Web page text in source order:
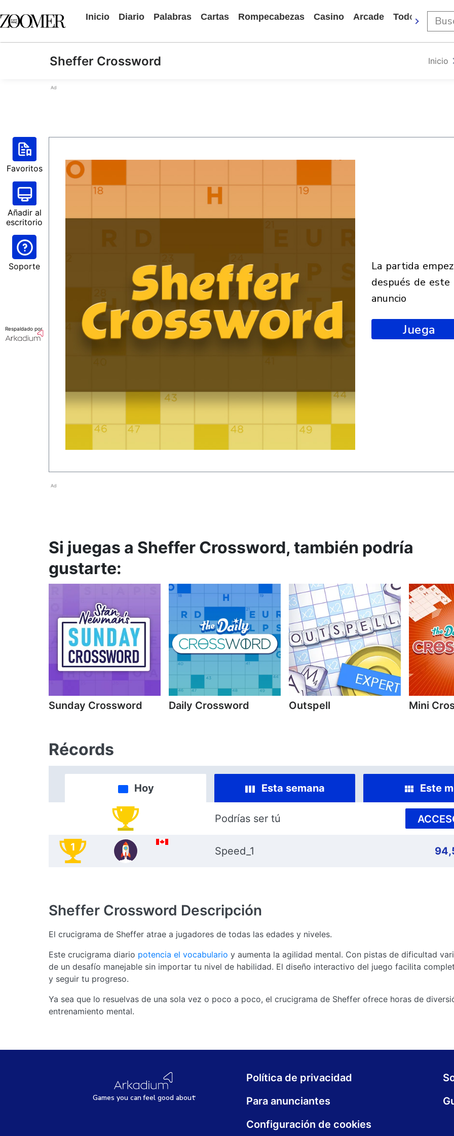
Inicio Diario Palabras Cartas Rompecabezas Casino Arcade Todos Los
Sheffer Crossword Inicio
Ad
Favoritos
Añadir al
escritorio
Soporte
Respaldado por
la partida empezará
después de este
anuncio
Juega
Ad
Si juegas a Sheffer Crossword, también podría
gustarte:
Sunday Crossword Daily Crossword Outspell Mini
Récords
Hoy Esta semana Este
Podrías ser tú
1 Speed_1
Sheffer Crossword Descripción
El crucigrama de Sheffer atrae a jugadores de todas las edades y niveles.
Este crucigrama diario potencia el vocabulario y aumenta la agilidad mental. Con pistas de dificultad
de un desafío manejable sin importar tu nivel de habilidad. El diseño interactivo del juego facilita
y seguir tu progreso.
Ya sea que lo resuelvas de una sola vez o poco a poco, el crucigrama de Sheffer ofrece horas de
entrenamiento mental.
Games you canfeel good about
Política de privacidad
Para anunciantes
Configuración de cookies